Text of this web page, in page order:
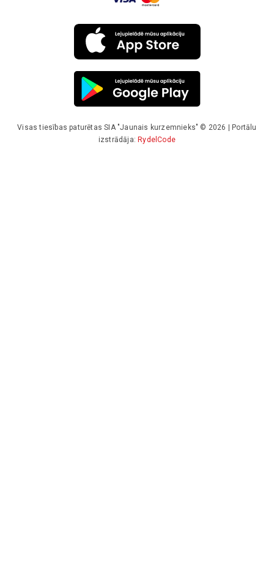
Visas tiesības paturētas SIA "Jaunais kurzemnieks" © 2026 | Portālu
izstrādāja: RydelCode